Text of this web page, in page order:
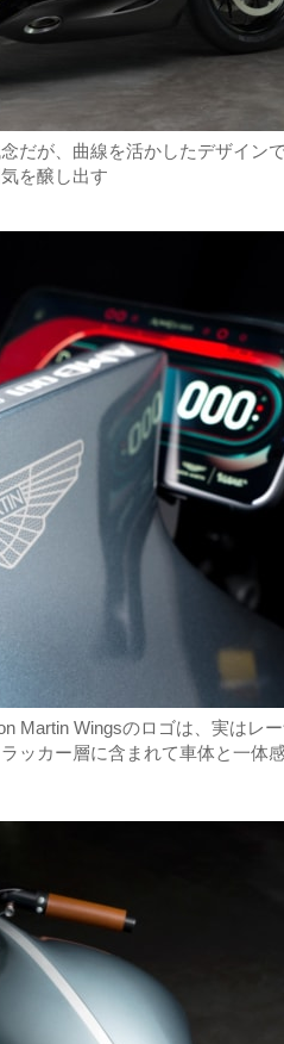
だが、曲線を活かしたデザイン
を醸し出す
Martin Wingsのロゴは、実はレ
ッカー層に含まれて車体と一体